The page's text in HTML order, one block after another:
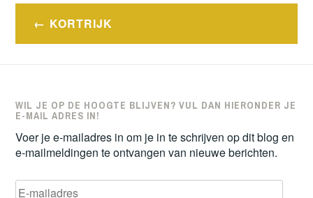
Bericht
navigatie
KORTRIJK
WIL JE OP DE HOOGTE BLIJVEN? VUL DAN HIERONDER JE
E-MAIL ADRES IN!
Voer je e-mailadres in om je in te schrijven op dit blog en
e-mailmeldingen te ontvangen van nieuwe berichten.
E-